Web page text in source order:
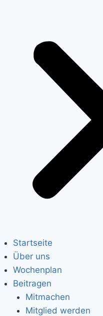
Startseite
Über uns
Wochenplan
Beitragen
Mitmachen
Mitglied werden